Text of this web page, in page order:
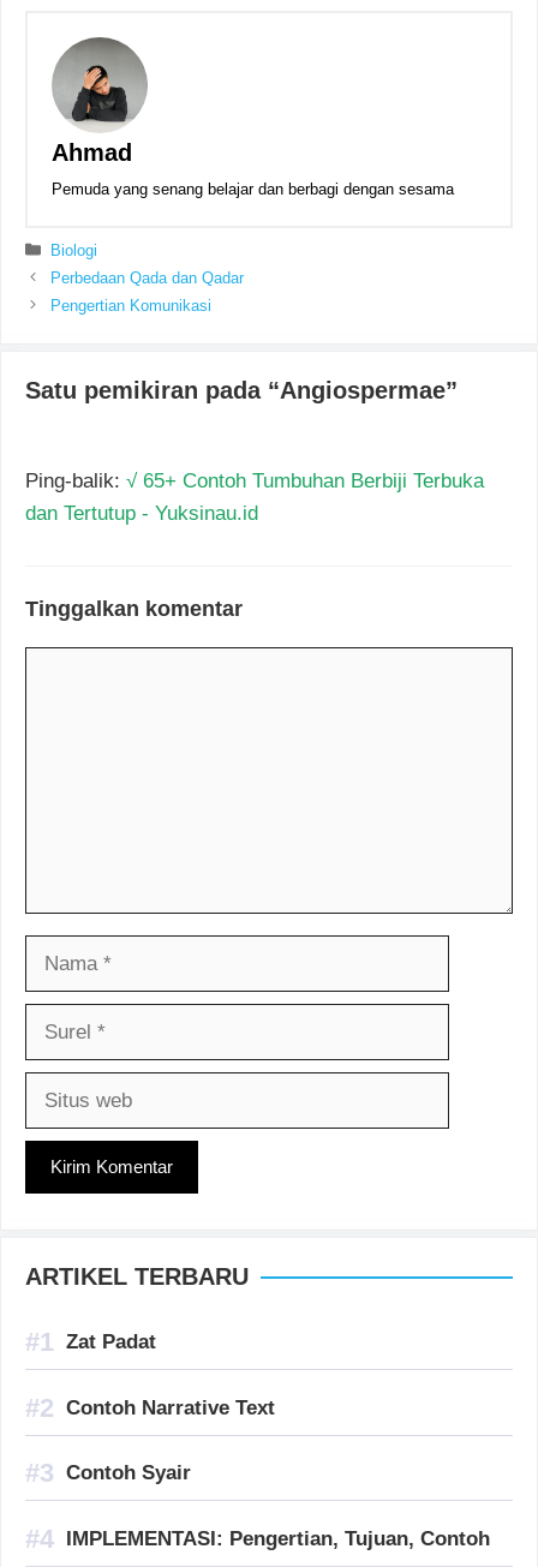
Ahmad
Pemuda yang senang belajar dan berbagi dengan sesama
Kategori
Biologi
Perbedaan Qada dan Qadar
Pengertian Komunikasi
Satu pemikiran pada “Angiospermae”
Ping-balik: √ 65+ Contoh Tumbuhan Berbiji Terbuka
dan Tertutup - Yuksinau.id
Tinggalkan komentar
Nama
Surel
Situs
ARTIKEL TERBARU
Zat Padat
Contoh Narrative Text
Contoh Syair
IMPLEMENTASI: Pengertian, Tujuan, Contoh